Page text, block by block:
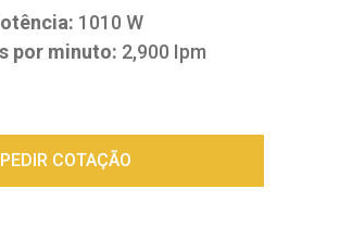
1010 W
por minuto: 2,900 Ipm
de impacto (J):
do cabo
Peso:6 Kg
PEDIR COTAÇÃO